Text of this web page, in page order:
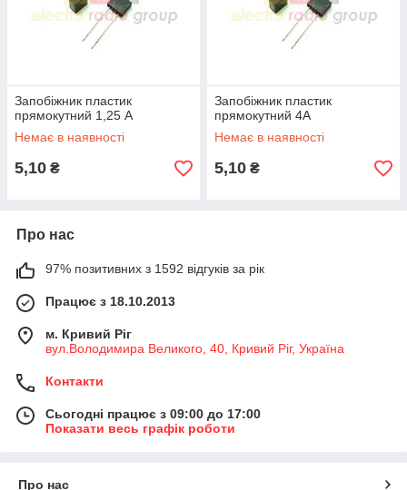
Запобіжник пластик
прямокутний 1,25 А
Немає в наявності
5,10 ₴
Запобіжник пластик
прямокутний 4А
Немає в наявності
5,10 ₴
Про нас
97% позитивних з 1592 відгуків за рік
Працює з 18.10.2013
м. Кривий Ріг
вул.Володимира Великого, 40, Кривий Ріг, Україна
Контакти
Сьогодні працює з 09:00 до 17:00
Показати весь графік роботи
Про нас